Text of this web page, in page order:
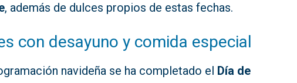
, además de dulces propios de estas fechas.
con desayuno y comida especial
navideña se ha completado el Día de